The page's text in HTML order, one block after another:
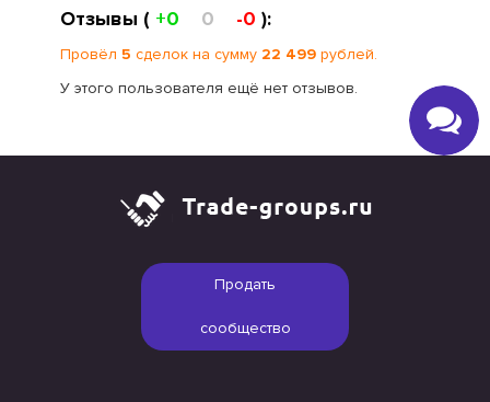
Отзывы ( +0 0 -0 ):
Провёл 5 сделок на сумму 22 499 рублей.
У этого пользователя ещё нет отзывов.
Продать
сообщество